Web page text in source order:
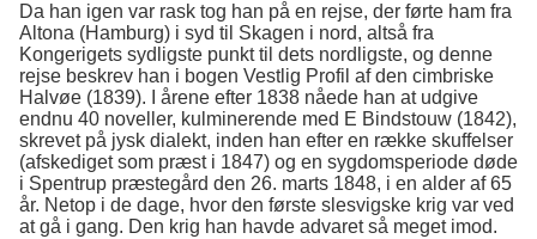
Da han igen var rask tog han på en rejse, der førte ham fra
Altona (Hamburg) i syd til Skagen i nord, altså fra
Kongerigets sydligste punkt til dets nordligste, og denne
rejse beskrev han i bogen Vestlig Profil af den cimbriske
Halvøe (1839). I årene efter 1838 nåede han at udgive
endnu 40 noveller, kulminerende med E Bindstouw (1842),
skrevet på jysk dialekt, inden han efter en række skuffelser
(afskediget som præst i 1847) og en sygdomsperiode døde
i Spentrup præstegård den 26. marts 1848, i en alder af 65
år. Netop i de dage, hvor den første slesvigske krig var ved
at gå i gang. Den krig han havde advaret så meget imod.